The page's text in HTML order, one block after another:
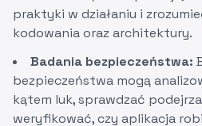
praktyki w działaniu i
kodowania oraz architektury.
Badania bezpieczeństwa:
bezpieczeństwa mogą
kątem luk, sprawdzać
weryfikować, czy aplikacja